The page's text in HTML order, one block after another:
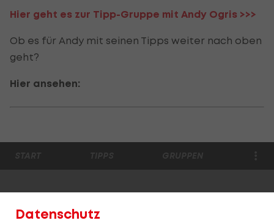
Hier geht es zur Tipp-Gruppe mit Andy Ogris >>>
Ob es für Andy mit seinen Tipps weiter nach oben
geht?
Hier ansehen:
Datenschutz